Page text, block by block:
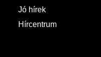
Jó hírek
Hírcentrum